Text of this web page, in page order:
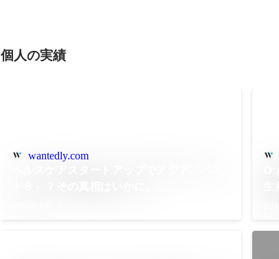
個人の実績
wantedly.com